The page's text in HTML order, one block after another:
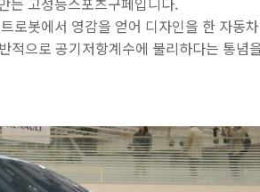
봇에서 영감을 얻어 디자인을 한 자동
으로 공기저항계수에 불리하다는 통념